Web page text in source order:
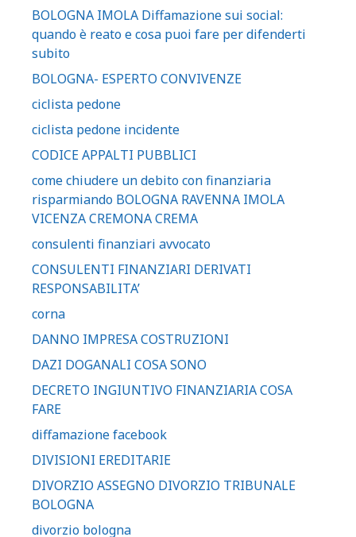
BOLOGNA IMOLA Diffamazione sui social:
quando è reato e cosa puoi fare per difenderti
subito
BOLOGNA- ESPERTO CONVIVENZE
ciclista pedone
ciclista pedone incidente
CODICE APPALTI PUBBLICI
come chiudere un debito con finanziaria
risparmiando BOLOGNA RAVENNA IMOLA
VICENZA CREMONA CREMA
consulenti finanziari avvocato
CONSULENTI FINANZIARI DERIVATI
RESPONSABILITA’
corna
DANNO IMPRESA COSTRUZIONI
DAZI DOGANALI COSA SONO
DECRETO INGIUNTIVO FINANZIARIA COSA
FARE
diffamazione facebook
DIVISIONI EREDITARIE
DIVORZIO ASSEGNO DIVORZIO TRIBUNALE
BOLOGNA
divorzio bologna